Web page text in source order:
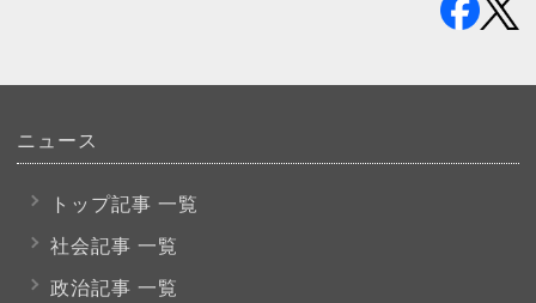
ニュース
トップ記事 一覧
社会記事 一覧
政治記事 一覧